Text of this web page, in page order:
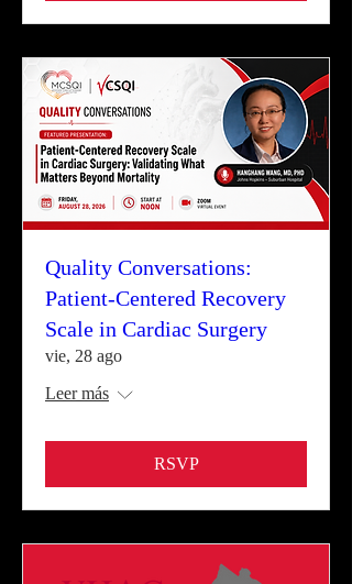
Quality Conversations:
Patient-Centered Recovery
Scale in Cardiac Surgery
vie, 28 ago
Leer más
RSVP